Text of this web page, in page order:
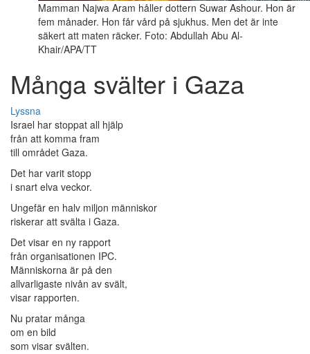
Mamman Najwa Aram håller dottern Suwar Ashour. Hon är
fem månader. Hon får vård på sjukhus. Men det är inte
säkert att maten räcker. Foto: Abdullah Abu Al-
Khair/APA/TT
Många svälter i Gaza
Lyssna
Israel har stoppat all hjälp
från att komma fram
till området Gaza.
Det har varit stopp
i snart elva veckor.
Ungefär en halv miljon människor
riskerar att svälta i Gaza.
Det visar en ny rapport
från organisationen IPC.
Människorna är på den
allvarligaste nivån av svält,
visar rapporten.
Nu pratar många
om en bild
som visar svälten.